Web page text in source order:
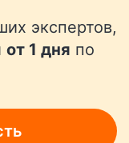
экспертов,
от 1 дня по